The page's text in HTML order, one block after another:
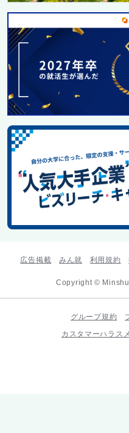
広告掲載 みん就 利用規約
Copyright ©
グループ規約
カスタマーハラス